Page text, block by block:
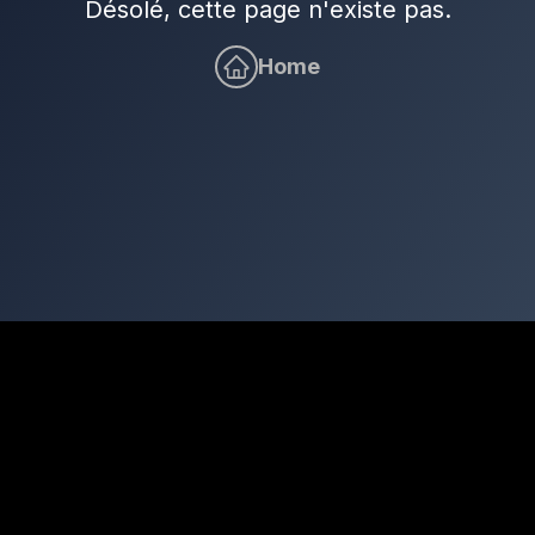
Désolé, cette page n'existe pas.
Home